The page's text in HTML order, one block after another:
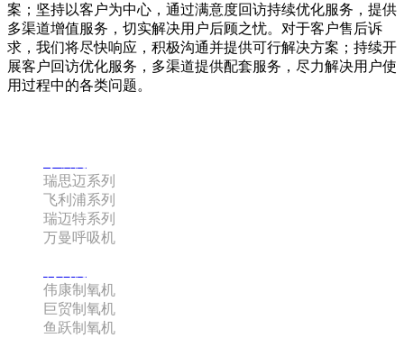
案；坚持以客户为中心，通过满意度回访持续优化服务，提供
多渠道增值服务，切实解决用户后顾之忧。对于客户售后诉
求，我们将尽快响应，积极沟通并提供可行解决方案；持续开
展客户回访优化服务，多渠道提供配套服务，尽力解决用户使
用过程中的各类问题。
瑞思迈系列
飞利浦系列
瑞迈特系列
万曼呼吸机
伟康制氧机
巨贸制氧机
鱼跃制氧机